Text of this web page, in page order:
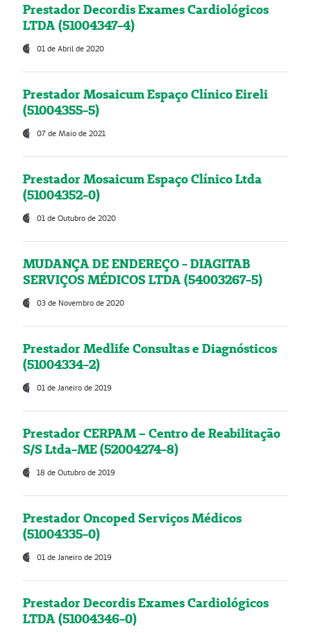
Prestador Decordis Exames Cardiológicos
LTDA (51004347-4)
01 de Abril de 2020
Prestador Mosaicum Espaço Clínico Eireli
(51004355-5)
07 de Maio de 2021
Prestador Mosaicum Espaço Clínico Ltda
(51004352-0)
01 de Outubro de 2020
MUDANÇA DE ENDEREÇO - DIAGITAB
SERVIÇOS MÉDICOS LTDA (54003267-5)
03 de Novembro de 2020
Prestador Medlife Consultas e Diagnósticos
(51004334-2)
01 de Janeiro de 2019
Prestador CERPAM – Centro de Reabilitação
S/S Ltda-ME (52004274-8)
18 de Outubro de 2019
Prestador Oncoped Serviços Médicos
(51004335-0)
01 de Janeiro de 2019
Prestador Decordis Exames Cardiológicos
LTDA (51004346-0)